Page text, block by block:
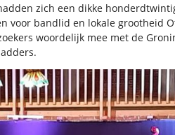
zich een dikke
voor bandlid en lokale grootheid
woordelijk mee met de